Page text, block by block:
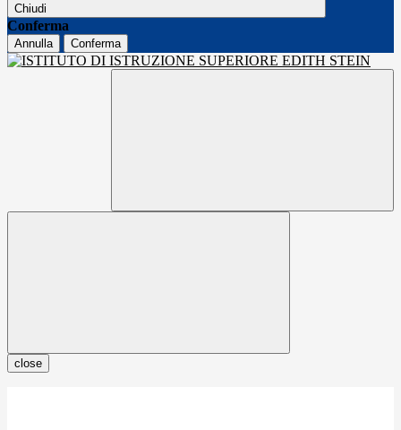
Chiudi
Conferma
Annulla Conferma
close